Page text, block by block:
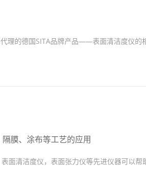
理的德国SITA品牌产品——表面清洁度仪的
膜、涂布等工艺的应用
面清洁度仪，表面张力仪等先进仪器可以帮